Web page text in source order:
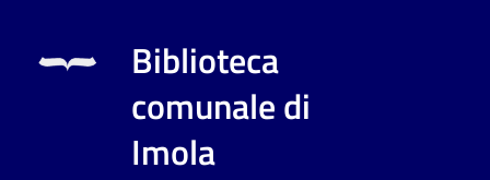
Biblioteca
comunale di
Imola